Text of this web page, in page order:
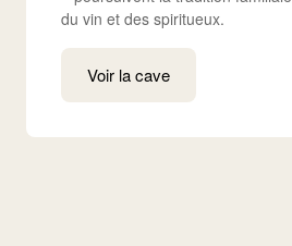
du vin et des spiritueux.
Voir la cave